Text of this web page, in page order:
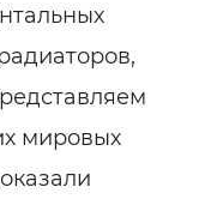
мировых